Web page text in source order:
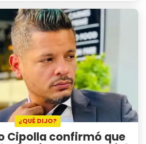
¿QUÉ DIJO?
Cipolla confirmó que